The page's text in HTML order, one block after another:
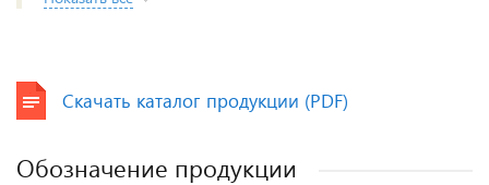
Скачать каталог продукции (PDF)
Обозначение продукции